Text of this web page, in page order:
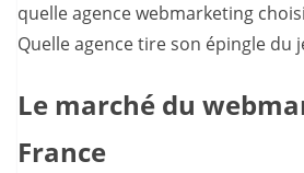
quelle agence webmarketing
Quelle agence tire son épingle du
Le marché du
France